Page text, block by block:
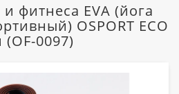
фитнеса EVA (йога
OSPORT ECO
0097)